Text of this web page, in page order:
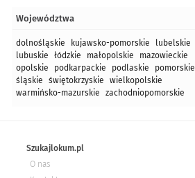
Województwa
dolnośląskie kujawsko-pomorskie
lubelskie
lubuskie
łódzkie małopolskie
mazowieckie
opolskie
podkarpackie podlaskie
pomorskie
śląskie
świętokrzyskie
wielkopolskie
warmińsko-mazurskie
zachodniopomorskie
Szukajlokum.pl
O nas